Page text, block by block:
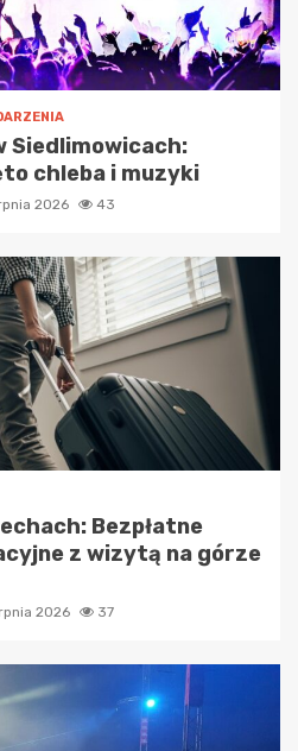
Siedlimowicach:
chleba i muzyki
2026 43
Bezpłatne
z wizytą na górze
2026 37